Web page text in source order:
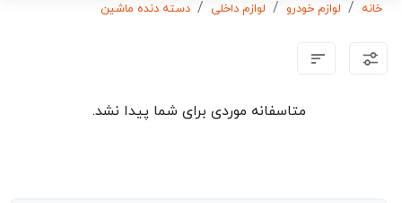
خانه لوازم خودرو لوازم داخلی دسته دنده ماشین
متاسفانه موردی برای شما پیدا نشد.